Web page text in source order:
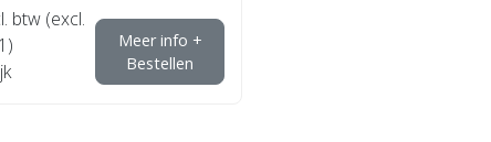
btw (excl.
Meer info +
Bestellen